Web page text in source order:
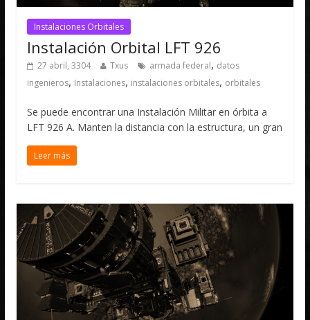
Instalaciones Orbitales
Instalación Orbital LFT 926
27 abril, 3304 Txus armada federal, datos
ingenieros, Instalaciones, instalaciones orbitales, orbitales
Se puede encontrar una Instalación Militar en órbita a
LFT 926 A. Manten la distancia con la estructura, un gran
Leer más